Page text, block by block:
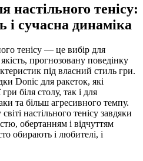
настільного тенісу:
і сучасна динаміка
тенісу — це вибір для
прогнозовану поведінку
під власний стиль гри.
Donic для ракеток, які
біля столу, так і для
та більш агресивного темпу.
настільного тенісу завдяки
обертанням і відчуттям
обирають і любителі, і